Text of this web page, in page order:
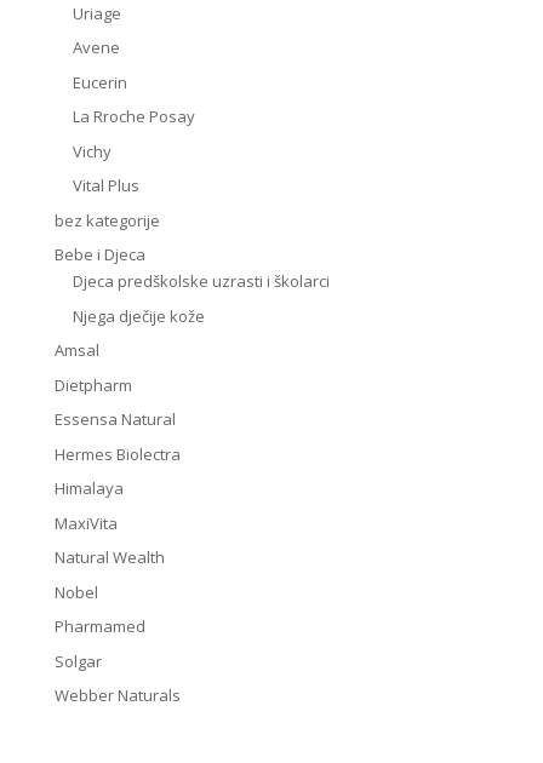
Uriage
Avene
Eucerin
La Rroche Posay
Vichy
Vital Plus
bez kategorije
Bebe i Djeca
Djeca predškolske uzrasti i školarci
Njega dječije kože
Amsal
Dietpharm
Essensa Natural
Hermes Biolectra
Himalaya
MaxiVita
Natural Wealth
Nobel
Pharmamed
Solgar
Webber Naturals